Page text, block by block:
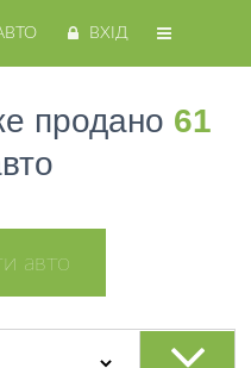
ВХІД
продано 61
авто